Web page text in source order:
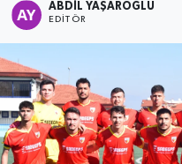
ABDIL YAŞAROĞLU
EDITÖR
ÖZEL HABER
DTO
RESMİ REKLAM